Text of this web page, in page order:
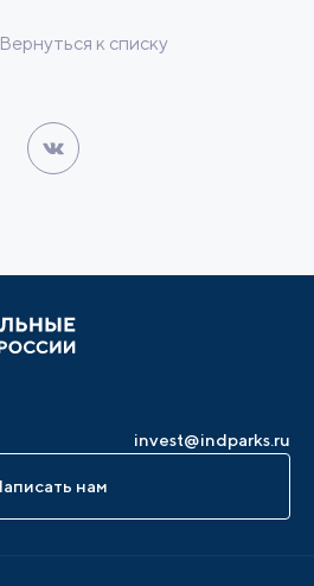
Вернуться к списку
invest@indparks.ru
нам